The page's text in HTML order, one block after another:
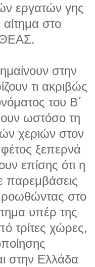
εργατών γης
στο
στην
τι ακριβώς
του Β΄
ωστόσο τη
χεριών στον
ξεπερνά
επίσης ότι η
παρεμβάσεις
στο
υπέρ της
τρίτες χώρες,
στην Ελλάδα